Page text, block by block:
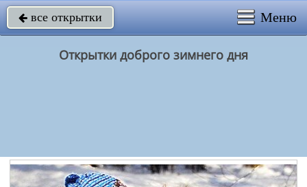
 все открытки Меню
Открытки доброго зимнего дня